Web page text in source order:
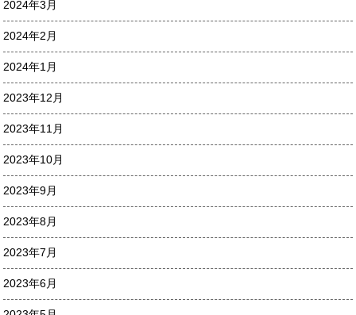
2024年3月
2024年2月
2024年1月
2023年12月
2023年11月
2023年10月
2023年9月
2023年8月
2023年7月
2023年6月